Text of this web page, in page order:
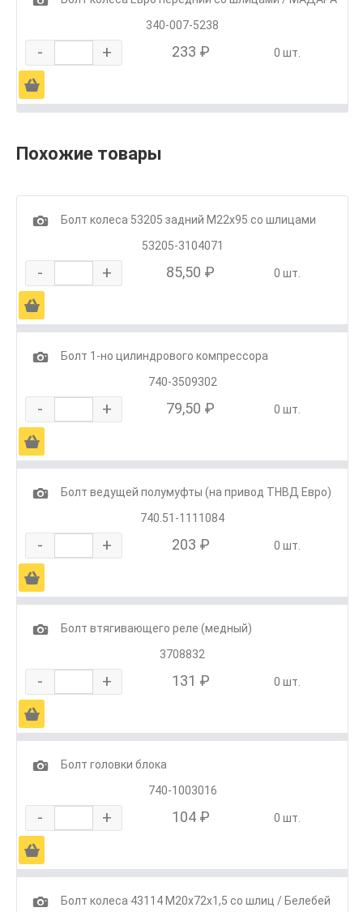
340-007-5238
- + 233 ₽ 0 шт.
Ä
Похожие товары
1
Болт колеса 53205 задний М22х95 со шлицами
53205-3104071
- + 85,50 ₽ 0 шт.
Ä
1
Болт 1-но цилиндрового компрессора
740-3509302
- + 79,50 ₽ 0 шт.
Ä
1
Болт ведущей полумуфты (на привод ТНВД Евро)
740.51-1111084
- + 203 ₽ 0 шт.
Ä
1
Болт втягивающего реле (медный)
3708832
- + 131 ₽ 0 шт.
Ä
1
Болт головки блока
740-1003016
- + 104 ₽ 0 шт.
Ä
1
Болт колеса 43114 М20х72х1,5 со шлиц / Белебей